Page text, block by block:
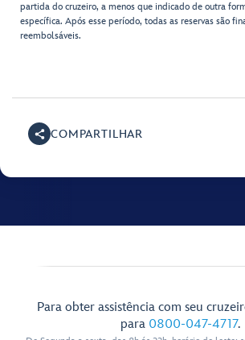
partida do cruzeiro, a menos que indicado de outra
específica. Após esse período, todas as reservas são
reembolsáveis.
COMPARTILHAR
Para obter assistência com seu
para 0800-047-4717.